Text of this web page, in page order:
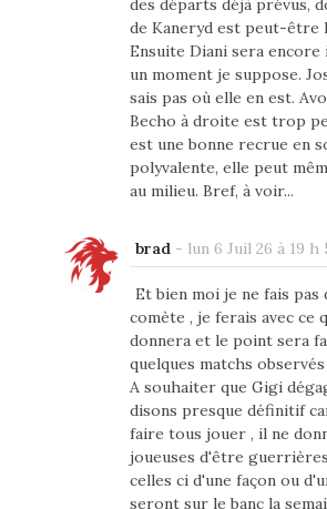
des départs déjà prévus,
de Kaneryd est peut-être
Ensuite Diani sera encore
un moment je suppose.
sais pas où elle en est.
Becho à droite est trop
est une bonne recrue en
polyvalente, elle peut
au milieu. Bref, à voir...
brad- lun 6 Juil 26 à 19 h
Et bien moi je ne fais pas
comète , je ferais avec ce
donnera et le point sera
quelques matchs observés
A souhaiter que Gigi
disons presque définitif
faire tous jouer , il ne
joueuses d'être
celles ci d'une façon ou
seront sur le banc la